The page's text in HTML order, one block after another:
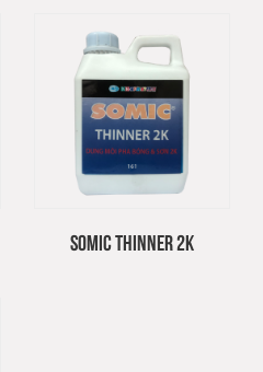
SOMIC THINNER 2K